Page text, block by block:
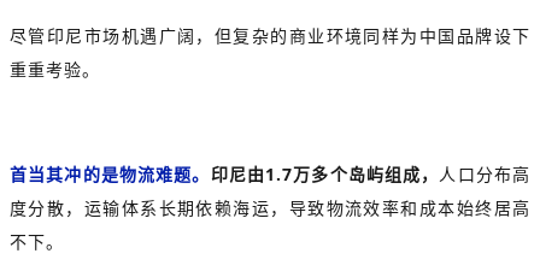
尽管印尼市场机遇广阔，但复杂的商业环境同样为中国品牌设下
重重考验。
首当其冲的是物流难题。 印尼由1.7万多个岛屿组成， 人口分布高
度分散，运输体系长期依赖海运，导致物流效率和成本始终居高
不下。